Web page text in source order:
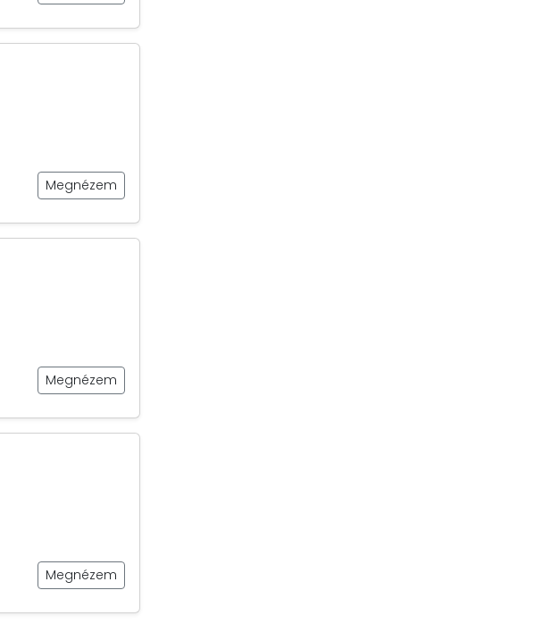
Megnézem
Megnézem
Megnézem